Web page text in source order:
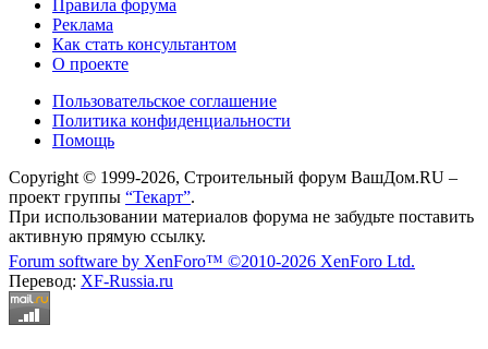
Правила форума
Реклама
Как стать консультантом
О проекте
Пользовательское соглашение
Политика конфиденциальности
Помощь
Copyright © 1999-2026, Строительный форум ВашДом.RU –
проект группы “Текарт”.
При использовании материалов форума не забудьте поставить
активную прямую ссылку.
Forum software by XenForo™ ©2010-2026 XenForo Ltd.
Перевод: XF-Russia.ru